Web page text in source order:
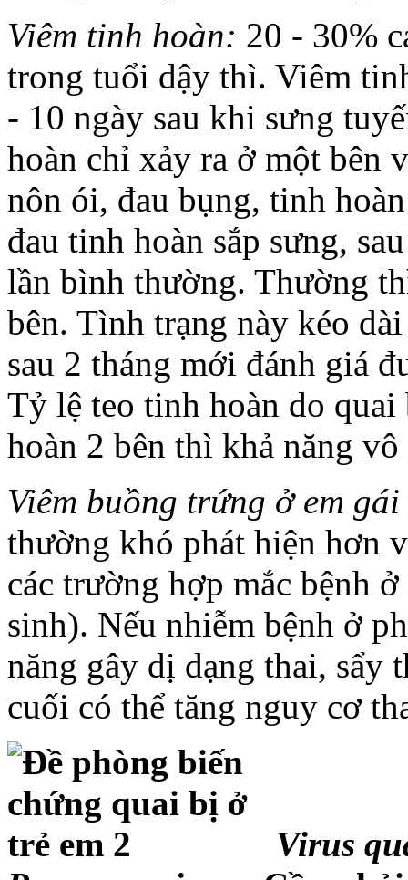
Viêm tinh hoàn: 20 - 30%
trong tuổi dậy thì. Viêm
- 10 ngày sau khi sưng
hoàn chỉ xảy ra ở một bên
nôn ói, đau bụng, tinh
đau tinh hoàn sắp sưng,
lần bình thường. Thường
bên. Tình trạng này kéo
sau 2 tháng mới đánh giá
Tỷ lệ teo tinh hoàn do
hoàn 2 bên thì khả năng
Viêm buồng trứng ở em
thường khó phát hiện hơn
các trường hợp mắc bệnh
sinh). Nếu nhiễm bệnh ở
năng gây dị dạng thai, sẩy
cuối có thể tăng nguy cơ
Virus